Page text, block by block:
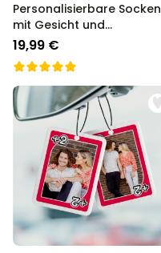
Personalisierbare Socken
mit Gesicht und
verschiedenen Designs
19,99 €